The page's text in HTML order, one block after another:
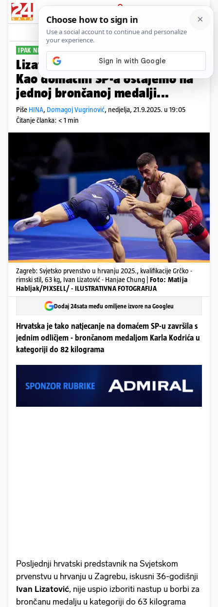
PRIJAVA
Sport Komentari
IPAK NIJE USPIO
Lizatović izgubio u repasažu.
Kao domaćini SP-a ostajemo na
jednoj brončanoj medalji...
Piše HINA, Domagoj Vugrinović, nedjelja, 21.9.2025. u 19:05
Čitanje članka: < 1 min
Zagreb: Svjetsko prvenstvo u hrvanju 2025., kvalifikacije Grčko -
rimski stil, 63 kg, Ivan Lizatović - Hanjae Chung | Foto: Matija
Habljak/PIXSELL/ - ILUSTRATIVNA FOTOGRAFIJA
Dodaj 24sata među omiljene izvore na Googleu
Hrvatska je tako natjecanje na domaćem SP-u završila s
jednim odličjem - brončanom medaljom Karla Kodrića u
kategoriji do 82 kilograma
Posljednji hrvatski predstavnik na Svjetskom
prvenstvu u hrvanju u Zagrebu, iskusni 36-godišnji
Ivan Lizatović, nije uspio izboriti nastup u borbi za
brončanu medalju u kategoriji do 63 kilograma